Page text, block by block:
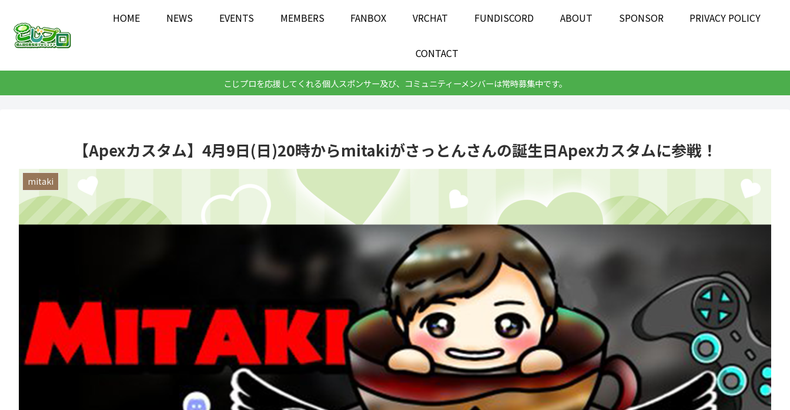
HOME NEWS EVENTS MEMBERS FANBOX VRCHAT FUNDISCORD ABOUT SPONSOR PRIVACY POLICY
CONTACT
こじプロを応援してくれる個人スポンサー及び、コミュニティーメンバーは常時募集中です。
【Apexカスタム】4月9日(日)20時からmitakiがさっとんさんの誕生日Apexカスタムに参戦！
mitaki